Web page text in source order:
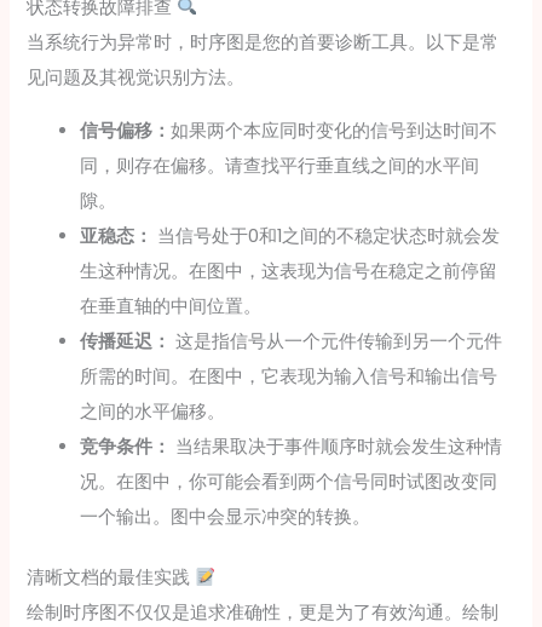
状态转换故障排查
当系统行为异常时，时序图是您的首要诊断工具。以下是常
见问题及其视觉识别方法。
信号偏移：如果两个本应同时变化的信号到达时间不
同，则存在偏移。请查找平行垂直线之间的水平间
隙。
亚稳态： 当信号处于0和1之间的不稳定状态时就会发
生这种情况。在图中，这表现为信号在稳定之前停留
在垂直轴的中间位置。
传播延迟： 这是指信号从一个元件传输到另一个元件
所需的时间。在图中，它表现为输入信号和输出信号
之间的水平偏移。
竞争条件： 当结果取决于事件顺序时就会发生这种情
况。在图中，你可能会看到两个信号同时试图改变同
一个输出。图中会显示冲突的转换。
清晰文档的最佳实践
绘制时序图不仅仅是追求准确性，更是为了有效沟通。绘制